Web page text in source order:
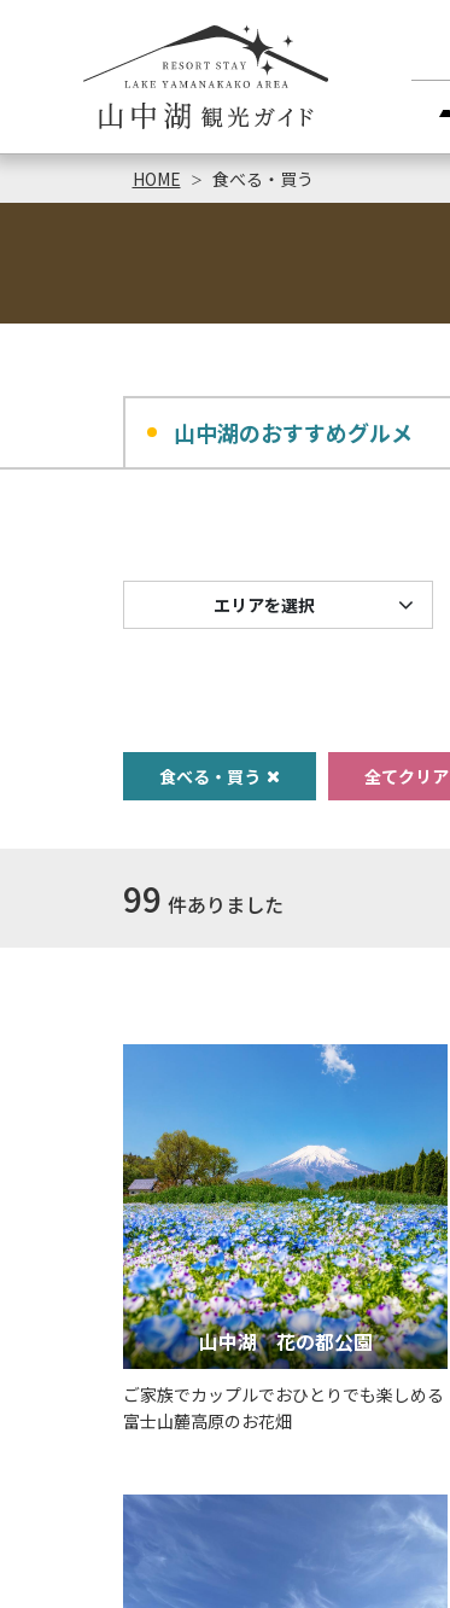
HOME 食べる・買う
山中湖のおすすめグルメ
エリアを選択
食べる・買う 全てクリア
99 件ありました
山中湖 花の都公園
ご家族でカップルでおひとりでも楽しめる
富士山麓高原のお花畑